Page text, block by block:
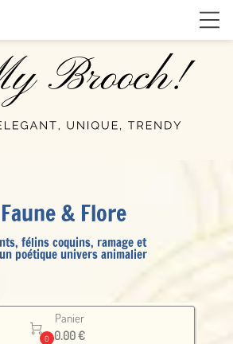
& Flore
félins coquins, ramage et
poétique univers animalier

0
Panier
0.00 €